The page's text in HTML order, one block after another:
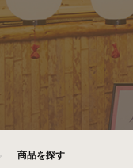
商品を探す